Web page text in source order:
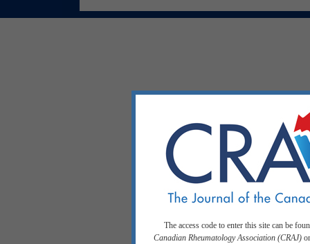
The access code to enter this site can be
Canadian Rheumatology Association (CRAJ)